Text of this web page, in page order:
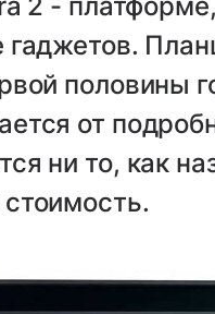
гаджетов.
половины
от
ни то, как